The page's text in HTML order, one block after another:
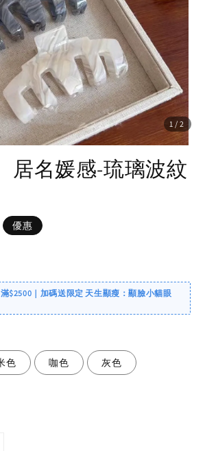
1 /2
居名媛感-琉璃波紋
優惠
$2500｜加碼送限定 天生顯瘦：顯臉小貓眼
色 咖色 灰色